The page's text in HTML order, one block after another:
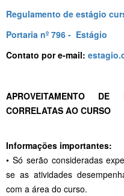
Regulamento de estágio
Portaria nº 796 - Estágio
Contato por e-mail:
APROVEITAMENTO DE
CORRELATAS AO CURSO
Informações importantes:
• Só serão consideradas
se as atividades
com a área do curso.